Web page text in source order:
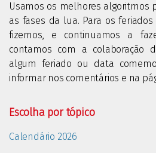
Usamos os melhores algoritmos
as fases da lua. Para os
fizemos, e continuamos a
contamos com a colaboração
algum feriado ou data
informar nos comentários e na
Escolha por tópico
Calendário 2026